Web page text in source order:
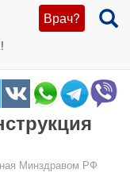
Врач?
Минздравом РФ